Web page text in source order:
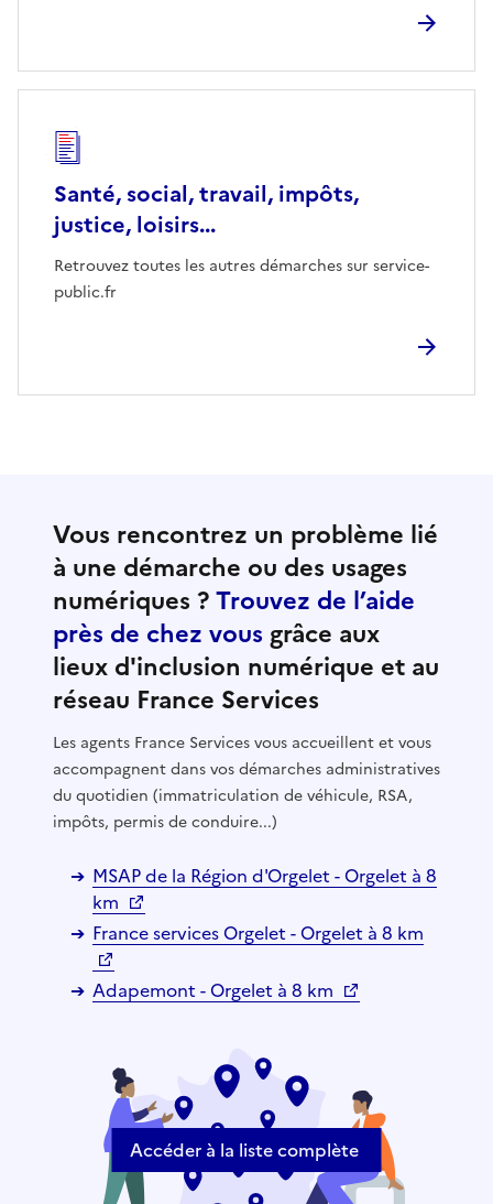
Santé, social, travail, impôts,
justice, loisirs...
Retrouvez toutes les autres démarches sur service-
public.fr
Vous rencontrez un problème lié
à une démarche ou des usages
numériques ?Trouvez de l’aide
près de chez vous grâce aux
lieux d'inclusion numérique et au
réseau France Services
Les agents France Services vous accueillent et vous
accompagnent dans vos démarches administratives
du quotidien (immatriculation de véhicule, RSA,
impôts, permis de conduire...)
MSAP de la Région d'Orgelet - Orgelet à 8
km
France services Orgelet - Orgelet à 8 km
Adapemont - Orgelet à 8 km
Accéder à la liste complète